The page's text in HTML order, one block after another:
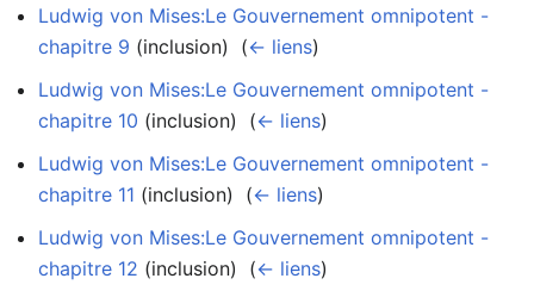
Ludwig von Mises:Le Gouvernement omnipotent -
chapitre 9 (inclusion) ‎ (← liens)
Ludwig von Mises:Le Gouvernement omnipotent -
chapitre 10 (inclusion) ‎ (← liens)
Ludwig von Mises:Le Gouvernement omnipotent -
chapitre 11 (inclusion) ‎ (← liens)
Ludwig von Mises:Le Gouvernement omnipotent -
chapitre 12 (inclusion) ‎ (← liens)